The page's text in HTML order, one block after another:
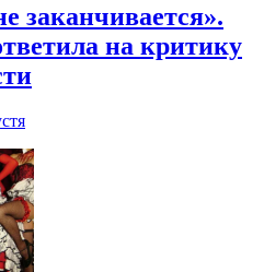
заканчивается».
на критику